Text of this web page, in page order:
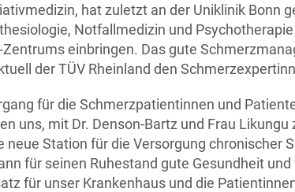
hat zuletzt an der Uniklinik Bonn
Notfallmedizin und
einbringen. Das gute
der TÜV Rheinland den
für die Schmerzpatientinnen und
uns, mit Dr. Denson-Bartz und Frau
Station für die Versorgung chronischer
für seinen Ruhestand gute Gesundheit
für unser Krankenhaus und die